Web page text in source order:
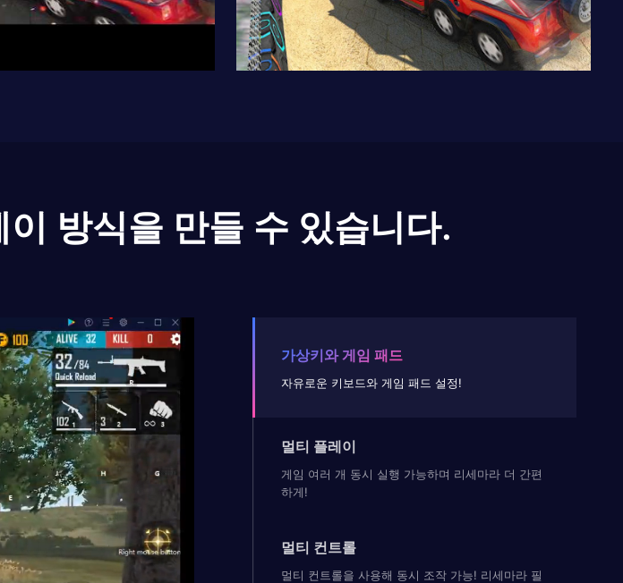
방식을 만들 수 있습니다.
가상키와 게임 패드
자유로운 키보드와 게임 패드 설정!
멀티 플레이
게임 여러 개 동시 실행 가능하며 리세마라 더 간편
하게!
멀티 컨트롤
멀티 컨트롤을 사용해 동시 조작 가능! 리세마라 필